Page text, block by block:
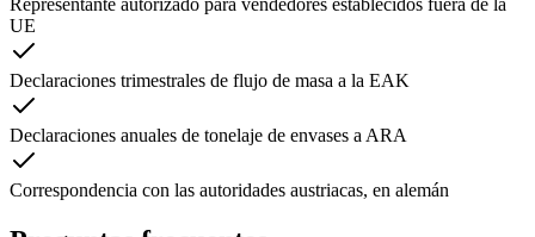
Representante autorizado para vendedores establecidos fuera de la
UE
Declaraciones trimestrales de flujo de masa a la EAK
Declaraciones anuales de tonelaje de envases a ARA
Correspondencia con las autoridades austriacas, en alemán